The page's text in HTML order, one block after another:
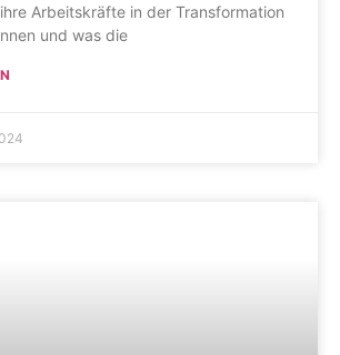
Arbeitskräfte in der Transformation
und was die